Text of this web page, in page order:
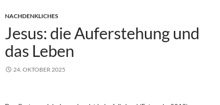
NACHDENKLICHES
Jesus: die Auferstehung und
das Leben
24. OKTOBER 2025